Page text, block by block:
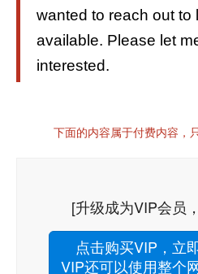
wanted to reach out to
available. Please let
interested.
下面的内容属于付费内容，
[升级成为VIP会员，
点击购买VIP，立
VIP还可以使用整个